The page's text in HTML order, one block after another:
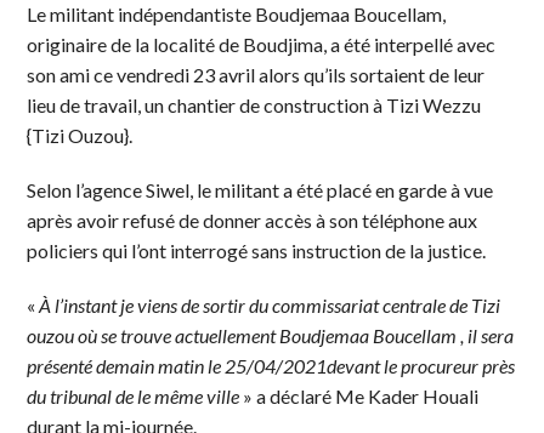
Le militant indépendantiste Boudjemaa Boucellam,
originaire de la localité de Boudjima, a été interpellé avec
son ami ce vendredi 23 avril alors qu’ils sortaient de leur
lieu de travail, un chantier de construction à Tizi Wezzu
{Tizi Ouzou}.
Selon l’agence Siwel, le militant a été placé en garde à vue
après avoir refusé de donner accès à son téléphone aux
policiers qui l’ont interrogé sans instruction de la justice.
«À l’instant je viens de sortir du commissariat centrale de Tizi
ouzou où se trouve actuellement Boudjemaa Boucellam , il sera
présenté demain matin le 25/04/2021devant le procureur près
du tribunal de le même ville » a déclaré Me Kader Houali
durant la mi-journée.